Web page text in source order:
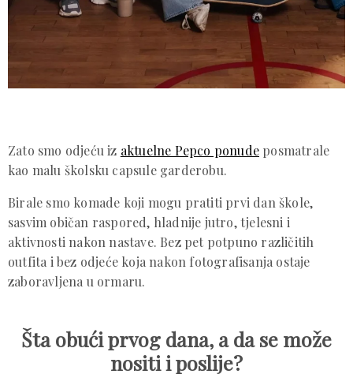
Zato smo odjeću iz aktuelne Pepco ponude posmatrale
kao malu školsku capsule garderobu.
Birale smo komade koji mogu pratiti prvi dan škole,
sasvim običan raspored, hladnije jutro, tjelesni i
aktivnosti nakon nastave. Bez pet potpuno različitih
outfita i bez odjeće koja nakon fotografisanja ostaje
zaboravljena u ormaru.
Šta obući prvog dana, a da se može
nositi i poslije?